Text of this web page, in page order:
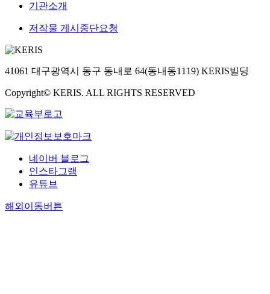
기관소개
저작물 게시중단요청
41061 대구광역시 동구 동내로 64(동내동1119) KERIS빌딩
Copyright© KERIS. ALL RIGHTS RESERVED
네이버 블로그
인스타그램
유튜브
해외이동버튼